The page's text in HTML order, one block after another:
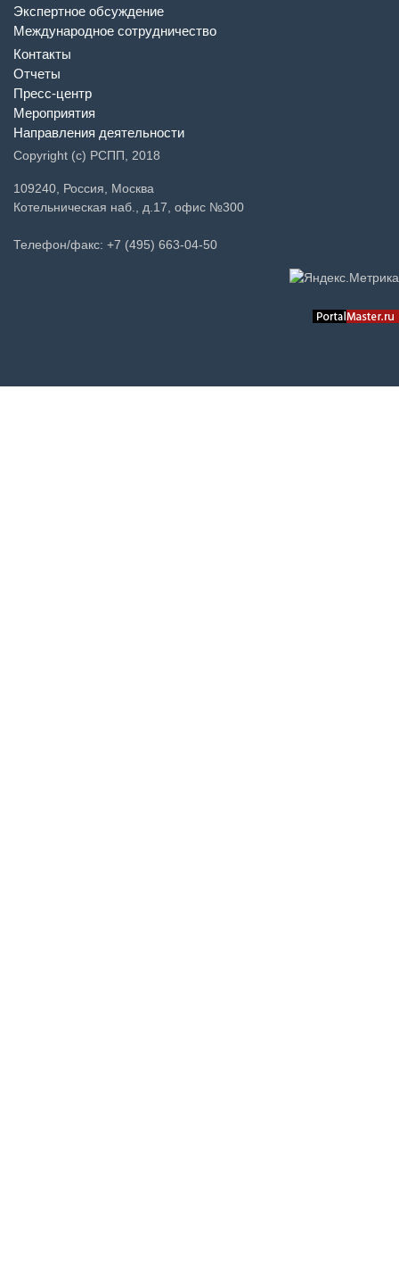
Экспертное обсуждение
Международное сотрудничество
Контакты
Отчеты
Пресс-центр
Мероприятия
Направления деятельности
Copyright (c) РСПП, 2018
109240, Россия, Москва
Котельническая наб., д.17, офис №300
Телефон/факс: +7 (495) 663-04-50